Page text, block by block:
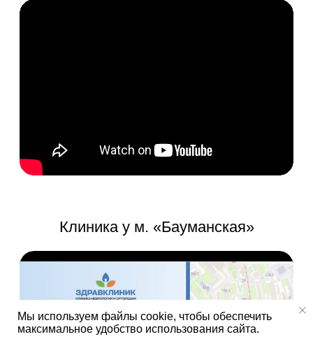
Мы используем файлы cookie, чтобы обеспечить
максимальное удобство использования сайта.